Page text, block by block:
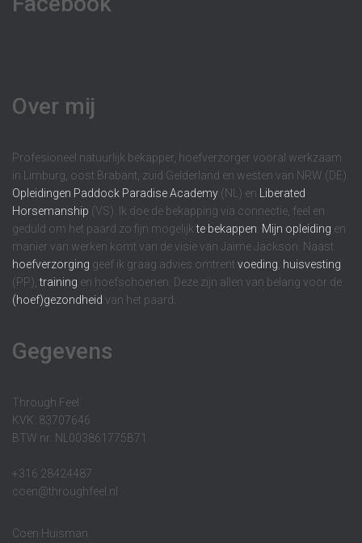
Over mij
Profesioneel natuurlijk bekapper, hoefverzorger vooral werkzaam
in Limburg, oost Brabant, zuid Gelderland en westen van NRW (DE).
Opleidingen Paddock Paradise Academy (NL) en
Liberated
Horsemanship (VS). Ik doe de bekapping via connectie, feel en
geduld om het paard zo fijn mogelijkte bekappen Mijn opleiding en
manier van werken komt van de visie van Jaime Jackson. Naast
hoefverzorging geef ik graag advies omtrent voeding huisvesting
(PP),training en hoefschoenen. Deze zijn allen van belang voor de
(hoef)gezondheid van het paard.
Gegevens
Through Feel
KVK: 83707646
BTW nr: NL003861775B71
+316 28424487
coen@throughfeel.nl
Coen Huisman